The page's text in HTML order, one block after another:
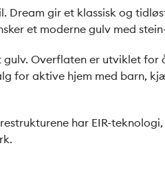
Dream gir et klassisk og
et moderne gulv med
gulv. Overflaten er utviklet
for aktive hjem med barn,
har EIR-